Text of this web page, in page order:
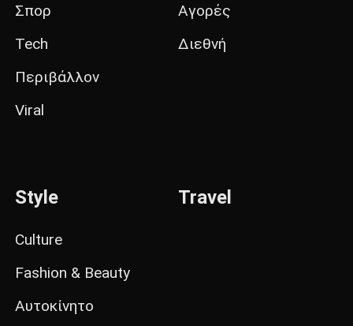
Σπορ
Tech
Περιβάλλον
Viral
Αγορές
Διεθνή
Style
Culture
Fashion & Beauty
Αυτοκίνητο
Travel